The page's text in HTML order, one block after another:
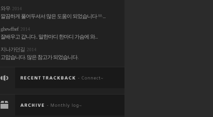
와우 2014
깔끔하게 풀어두셔서 많은 도움이 되었습니다 ^^ ...
ghewffsef 2014
잘배우고 갑니다.. 말한마디 한마디 가슴에 와...
지나가던길 2014
고맙습니다. 많은 참고가 되었습니다.